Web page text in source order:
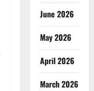
June 2026
May 2026
April 2026
March 2026